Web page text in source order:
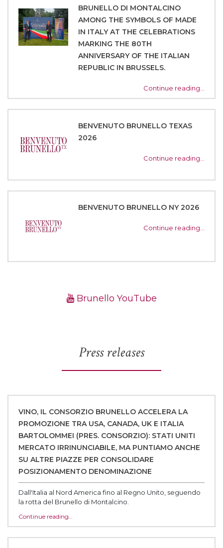
BRUNELLO DI MONTALCINO
AMONG THE SYMBOLS OF MADE
IN ITALY AT THE CELEBRATIONS
MARKING THE 80TH
ANNIVERSARY OF THE ITALIAN
REPUBLIC IN BRUSSELS.
Continue reading…
BENVENUTO BRUNELLO TEXAS
2026
Continue reading…
BENVENUTO BRUNELLO NY 2026
Continue reading…
Brunello YouTube
Press releases
VINO, IL CONSORZIO BRUNELLO ACCELERA LA
PROMOZIONE TRA USA, CANADA, UK E ITALIA
BARTOLOMMEI (PRES. CONSORZIO): STATI UNITI
MERCATO IRRINUNCIABILE, MA PUNTIAMO ANCHE
SU ALTRE PIAZZE PER CONSOLIDARE
POSIZIONAMENTO DENOMINAZIONE
Dall'Italia al Nord America fino al Regno Unito, seguendo
la rotta del Brunello di Montalcino.
Continue reading…